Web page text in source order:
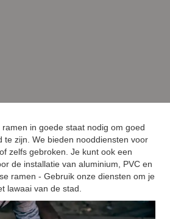
in goede staat nodig om goed
te zijn. We bieden nooddiensten voor
zelfs gebroken. Je kunt ook een
de installatie van aluminium, PVC en
ramen - Gebruik onze diensten om je
lawaai van de stad.